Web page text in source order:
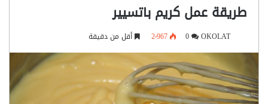
طريقة عمل كريم باتسيير
OKOLAT 2٬967 أقل من دقيقة